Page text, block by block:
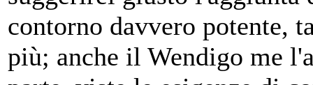
contorno davvero potente,
più; anche il Wendigo me